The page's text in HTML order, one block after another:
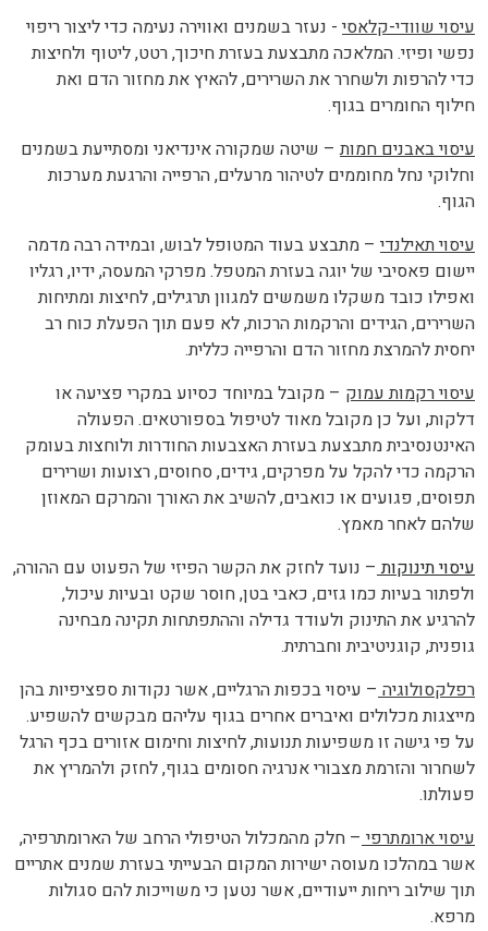
עיסוי שוודי-קלאסי - נעזר בשמנים ואווירה נעימה כדי ליצור ריפוי
נפשי ופיזי. המלאכה מתבצעת בעזרת חיכוך, רטט, ליטוף ולחיצות
כדי להרפות ולשחרר את השרירים, להאיץ את מחזור הדם ואת
חילוף החומרים בגוף.
עיסוי באבנים חמות– שיטה שמקורה אינדיאני ומסתייעת בשמנים
וחלוקי נחל מחוממים לטיהור מרעלים, הרפייה והרגעת מערכות
הגוף.
עיסוי תאילנדי – מתבצע בעוד המטופל לבוש, ובמידה רבה מדמה
יישום פאסיבי של יוגה בעזרת המטפל. מפרקי המעסה, ידיו, רגליו
ואפילו כובד משקלו משמשים למגוון תרגילים, לחיצות ומתיחות
השרירים, הגידים והרקמות הרכות, לא פעם תוך הפעלת כוח רב
יחסית להמרצת מחזור הדם והרפייה כללית.
עיסוי רקמות עמוק – מקובל במיוחד כסיוע במקרי פציעה או
דלקות, ועל כן מקובל מאוד לטיפול בספורטאים. הפעולה
האינטנסיבית מתבצעת בעזרת האצבעות החודרות ולוחצות בעומק
הרקמה כדי להקל על מפרקים, גידים, סחוסים, רצועות ושרירים
תפוסים, פגועים או כואבים, להשיב את האורך והמרקם המאוזן
שלהם לאחר מאמץ.
עיסוי תינוקות – נועד לחזק את הקשר הפיזי של הפעוט עם ההורה,
ולפתור בעיות כמו גזים, כאבי בטן, חוסר שקט ובעיות עיכול,
להרגיע את התינוק ולעודד גדילה וההתפתחות תקינה מבחינה
גופנית, קוגניטיבית וחברתית.
רפלקסולוגיה – עיסוי בכפות הרגליים, אשר נקודות ספציפיות בהן
מייצגות מכלולים ואיברים אחרים בגוף עליהם מבקשים להשפיע.
על פי גישה זו משפיעות תנועות, לחיצות וחימום אזורים בכף הרגל
לשחרור והזרמת מצבורי אנרגיה חסומים בגוף, לחזק ולהמריץ את
פעולתו.
עיסוי ארומתרפי – חלק מהמכלול הטיפולי הרחב של הארומתרפיה,
אשר במהלכו מעוסה ישירות המקום הבעייתי בעזרת שמנים אתריים
תוך שילוב ריחות ייעודיים, אשר נטען כי משוייכות להם סגולות
מרפא.